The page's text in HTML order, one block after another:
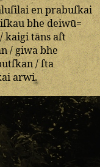
en prabuſkai
bhedeiwū=
kaigitānsaſt
/giwabhe
/ſta
arwi.